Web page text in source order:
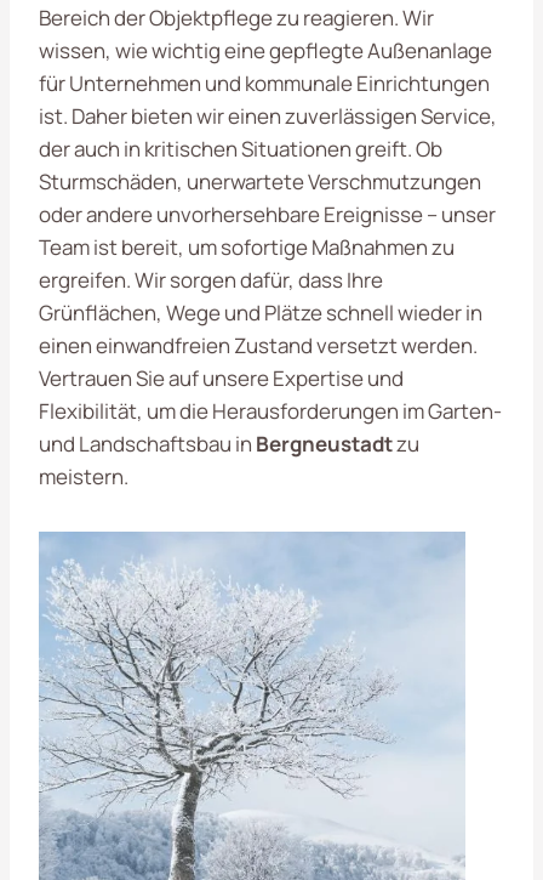
Bereich der Objektpflege zu reagieren. Wir
wissen, wie wichtig eine gepflegte Außenanlage
für Unternehmen und kommunale Einrichtungen
ist. Daher bieten wir einen zuverlässigen Service,
der auch in kritischen Situationen greift. Ob
Sturmschäden, unerwartete Verschmutzungen
oder andere unvorhersehbare Ereignisse – unser
Team ist bereit, um sofortige Maßnahmen zu
ergreifen. Wir sorgen dafür, dass Ihre
Grünflächen, Wege und Plätze schnell wieder in
einen einwandfreien Zustand versetzt werden.
Vertrauen Sie auf unsere Expertise und
Flexibilität, um die Herausforderungen im Garten-
und Landschaftsbau in Bergneustadtzu
meistern.